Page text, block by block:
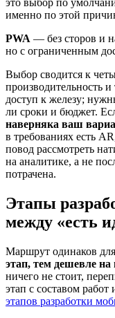
это выбор по
именно по этой
PWA — без сторов и
но с ограниченным
Выбор сводится к
производительность
доступ к железу;
ли сроки и бюджет.
наверняка ваш
в требованиях есть
повод рассмотреть
на аналитике, а не
потрачена.
Этапы
между «есть
Маршрут одинаков
этап, тем дешевле
ничего не стоит,
этап с составом
этапов разработки